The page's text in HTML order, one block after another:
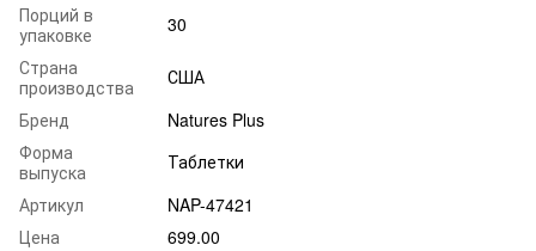
Порций в
упаковке
30
Страна
производства
США
Бренд
Natures Plus
Форма
выпуска
Таблетки
Артикул
NAP-47421
Цена
699.00